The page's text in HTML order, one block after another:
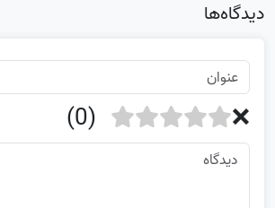
دیدگاه‌ها